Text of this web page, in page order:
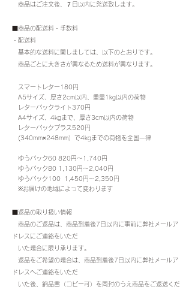
商品はご注文後、７日以内に発送致します。
■商品の配送料・手数料
・配送料
基本的な送料に関しましては、以下のとおりです。
商品ごとに大きさが異なるため送料が異なります。
スマートレター180円
A5サイズ、厚さ2cm以内、重量1kg以内の荷物
レターパックライト370円
A4サイズ、4kgまで、厚さ3cm以内の荷物
レターパックプラス520円
(340mm×248mm）で4kgまでの荷物を全国一律
ゆうパック60 820円〜1,740円
ゆうパック80 1,130円〜2,040円
ゆうパック100 1,450円〜2,350円
※お届けの地域によって変わります
■返品の取り扱い情報
商品のご返品は、商品到着後7日以内に事前に弊社メールア
ドレスにご連絡をいただ
いた場合に限り承ります。
返品をご希望の場合は、商品到着後7日以内に弊社メールア
ドレスへご連絡をいただ
いた後、納品書（コピー可）を同封のうえ商品をご返送くだ